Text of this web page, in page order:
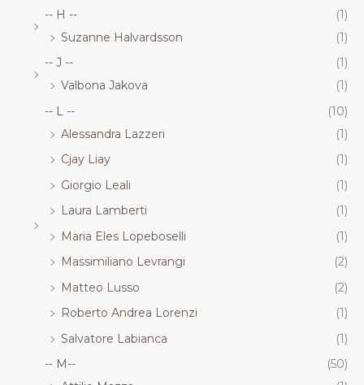
-- H --
(1)
Suzanne Halvardsson
(1)
-- J --
(1)
Valbona Jakova
(1)
-- L --
(10)
Alessandra Lazzeri
(1)
Cjay Liay
(1)
Giorgio Leali
(1)
Laura Lamberti
(1)
Maria Eles Lopeboselli
(1)
Massimiliano Levrangi
(2)
Matteo Lusso
(2)
Roberto Andrea Lorenzi
(1)
Salvatore Labianca
(1)
-- M--
(50)